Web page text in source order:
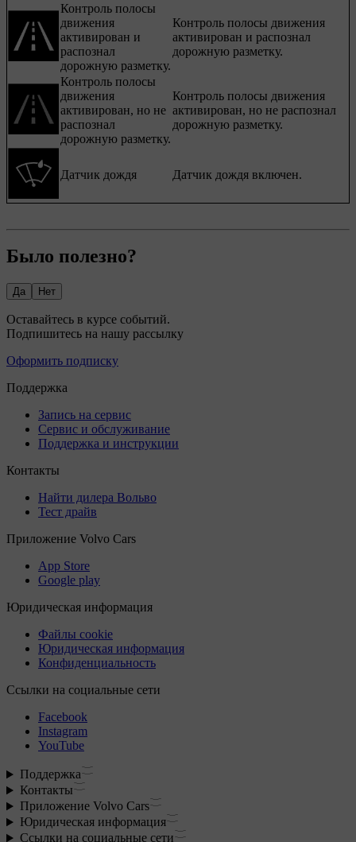
Контроль полосы
движения
активирован и
распознал
дорожную разметку.
Контроль полосы движения
активирован и распознал
дорожную разметку.
Контроль полосы
движения
активирован, но не
распознал
дорожную разметку.
Контроль полосы движения
активирован, но не распознал
дорожную разметку.
Датчик дождя Датчик дождя включен.
Было полезно?
Да Нет